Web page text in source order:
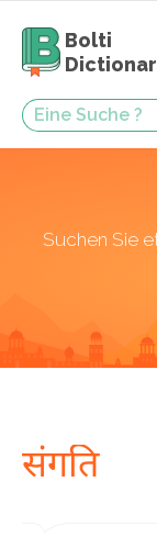
Bolti
Suchen Sie
संगति